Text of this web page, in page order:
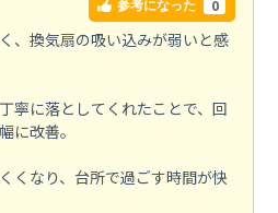
参考になった 0
、換気扇の吸い込みが弱いと感
寧に落としてくれたことで、回
に改善。
くなり、台所で過ごす時間が快